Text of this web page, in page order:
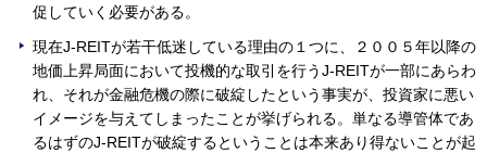
促していく必要がある。
現在J-REITが若干低迷している理由の１つに、２００５年以降の
地価上昇局面において投機的な取引を行うJ-REITが一部にあらわ
れ、それが金融危機の際に破綻したという事実が、投資家に悪い
イメージを与えてしまったことが挙げられる。単なる導管体であ
るはずのJ-REITが破綻するということは本来あり得ないことが起